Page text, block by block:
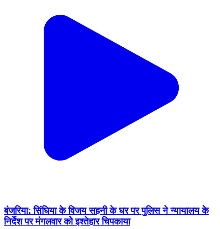
बंजरिया: सिंघिया के विजय सहनी के घर पर पुलिस ने न्यायालय के
निर्देश पर मंगलवार को इश्तेहार चिपकाया